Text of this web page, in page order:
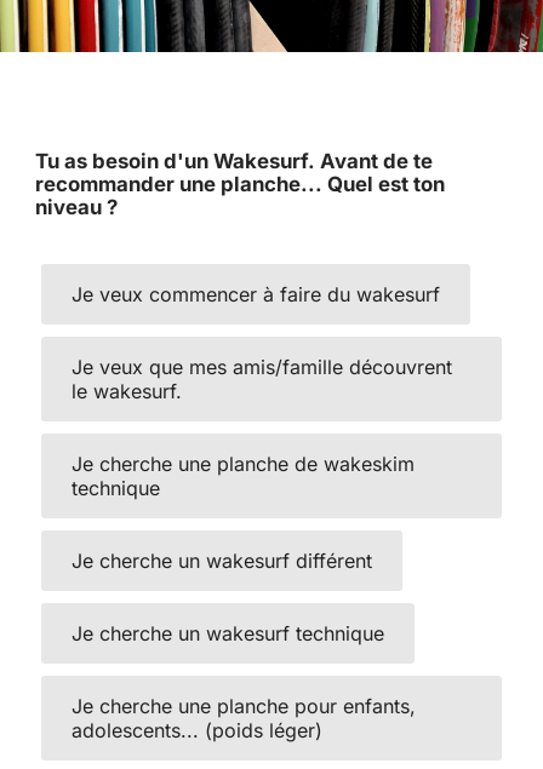
Tu as besoin d'un Wakesurf. Avant de te
recommander une planche... Quel est ton
niveau ?
Je veux commencer à faire du wakesurf
Je veux que mes amis/famille découvrent
le wakesurf.
Je cherche une planche de wakeskim
technique
Je cherche un wakesurf différent
Je cherche un wakesurf technique
Je cherche une planche pour enfants,
adolescents... (poids léger)